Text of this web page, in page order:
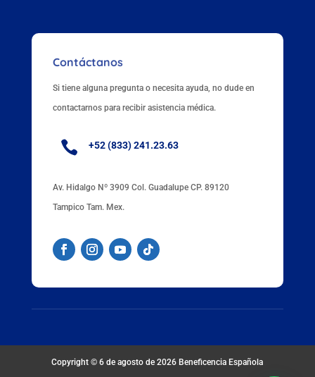
Contáctanos
Si tiene alguna pregunta o necesita ayuda, no dude en
contactarnos para recibir asistencia médica.
 +52 (833) 241.23.63
Av. Hidalgo Nº 3909 Col. Guadalupe CP. 89120
Tampico Tam. Mex.
Copyright © 6 de agosto de 2026 Beneficencia Española